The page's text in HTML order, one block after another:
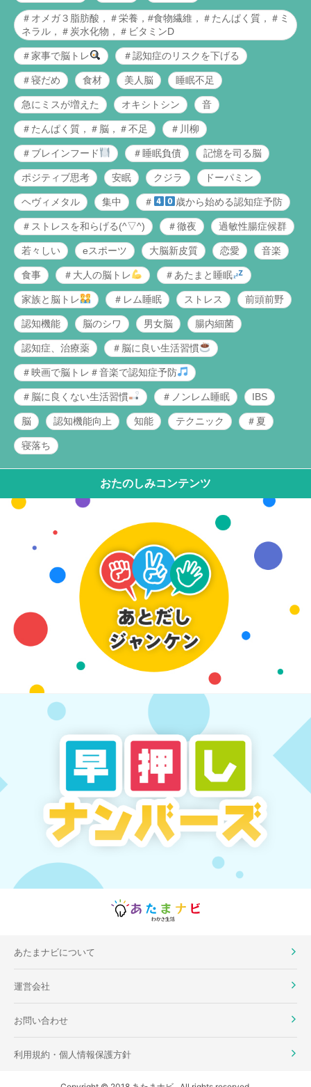
＃オメガ３脂肪酸，＃栄養，#食物繊維，＃たんぱく質，＃ミ
ネラル，＃炭水化物，＃ビタミンD
＃家事で脳トレ ＃認知症のリスクを下げる
＃寝だめ 食材 美人脳 睡眠不足
急にミスが増えた オキシトシン 音
＃たんぱく質，＃脳，＃不足 ＃川柳
＃ブレインフード ＃睡眠負債 記憶を司る脳
ポジティブ思考 安眠 クジラ ドーパミン
ヘヴィメタル 集中 ＃ 歳から始める認知症予防
＃ストレスを和らげる(^▽^) ＃徹夜 過敏性腸症候群
若々しい eスポーツ 大脳新皮質 恋愛 音楽
食事 ＃大人の脳トレ ＃あたまと睡眠
家族と脳トレ ＃レム睡眠 ストレス 前頭前野
認知機能 脳のシワ 男女脳 腸内細菌
認知症、治療薬 ＃脳に良い生活習慣
＃映画で脳トレ＃音楽で認知症予防
＃脳に良くない生活習慣 ＃ノンレム睡眠 IBS
脳 認知機能向上 知能 テクニック ＃夏
寝落ち
おたのしみコンテンツ
あたまナビについて
運営会社
お問い合わせ
利用規約・個人情報保護方針